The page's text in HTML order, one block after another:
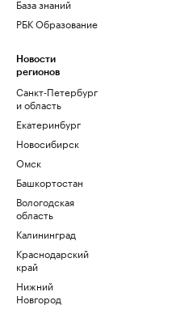
База знаний
РБК Образование
Новости
регионов
Санкт-Петербург
и область
Екатеринбург
Новосибирск
Омск
Башкортостан
Вологодская
область
Калининград
Краснодарский
край
Нижний
Новгород